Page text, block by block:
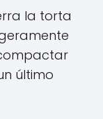
la torta
último